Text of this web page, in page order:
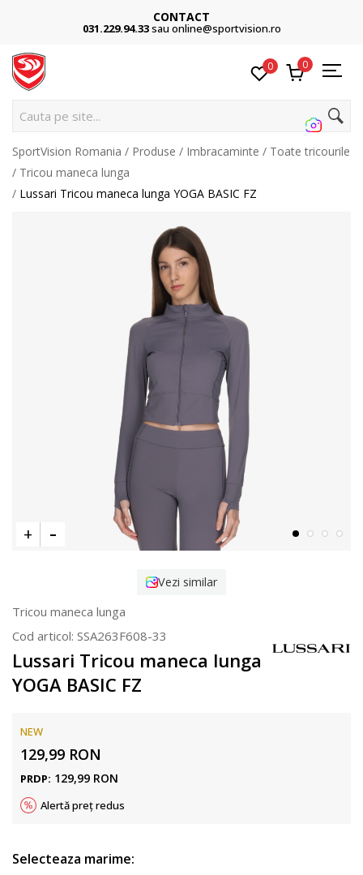
CONTACT
031.229.94.33sau online@sportvision.ro
0 0
Cauta pe site...
SportVision Romania Produse Imbracaminte
Toate tricourile
Tricou maneca lunga
Lussari Tricou maneca lunga YOGA BASIC FZ
Vezi similar
Tricou maneca lunga
Cod articol: SSA263F608-33
Lussari Tricou maneca lunga
YOGA BASIC FZ
NEW
129,99 RON
PRDP: 129,99 RON
Alertă preț redus
Selecteaza marime: